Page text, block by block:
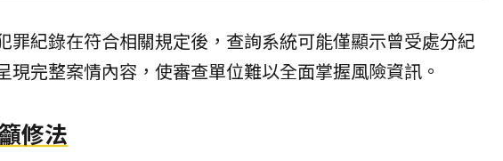
罪紀錄在符合相關規定後，查詢系統可能僅顯示曾受處分紀
現完整案情內容，使審查單位難以全面掌握風險資訊。
修法